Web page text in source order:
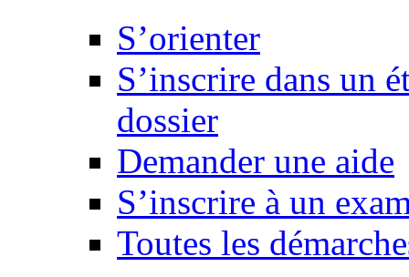
S’orienter
S’inscrire dans un
dossier
Demander une aide
S’inscrire à un
Toutes les